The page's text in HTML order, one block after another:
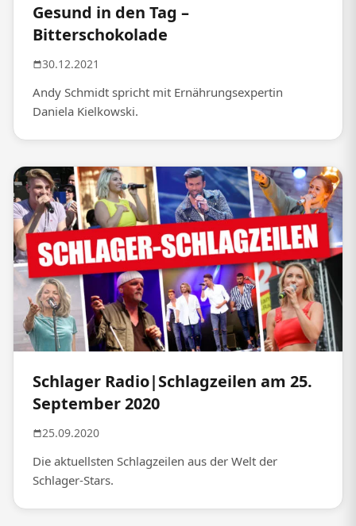
Gesund in den Tag –
Bitterschokolade
30.12.2021
Andy Schmidt spricht mit Ernährungsexpertin
Daniela Kielkowski.
Schlager Radio|Schlagzeilen am 25.
September 2020
25.09.2020
Die aktuellsten Schlagzeilen aus der Welt der
Schlager-Stars.